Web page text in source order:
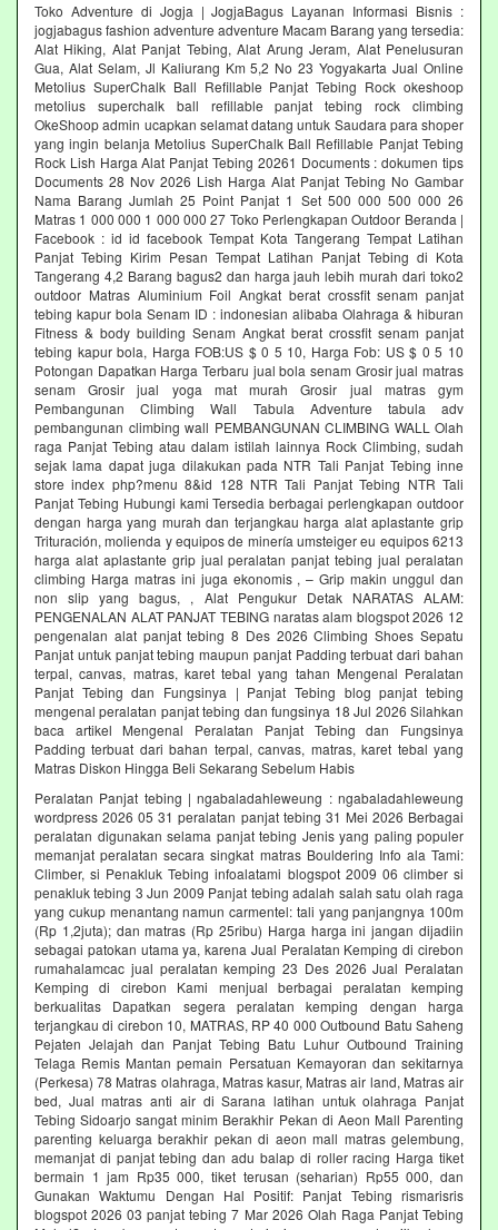
Toko Adventure di Jogja | JogjaBagus Layanan Informasi Bisnis :
jogjabagus fashion adventure adventure Macam Barang yang tersedia:
Alat Hiking, Alat Panjat Tebing, Alat Arung Jeram, Alat Penelusuran
Gua, Alat Selam, Jl Kaliurang Km 5,2 No 23 Yogyakarta Jual Online
Metolius SuperChalk Ball Refillable Panjat Tebing Rock okeshoop
metolius superchalk ball refillable panjat tebing rock climbing
OkeShoop admin ucapkan selamat datang untuk Saudara para shoper
yang ingin belanja Metolius SuperChalk Ball Refillable Panjat Tebing
Rock Lish Harga Alat Panjat Tebing 20261 Documents : dokumen tips
Documents 28 Nov 2026 Lish Harga Alat Panjat Tebing No Gambar
Nama Barang Jumlah 25 Point Panjat 1 Set 500 000 500 000 26
Matras 1 000 000 1 000 000 27 Toko Perlengkapan Outdoor Beranda |
Facebook : id id facebook Tempat Kota Tangerang Tempat Latihan
Panjat Tebing Kirim Pesan Tempat Latihan Panjat Tebing di Kota
Tangerang 4,2 Barang bagus2 dan harga jauh lebih murah dari toko2
outdoor Matras Aluminium Foil Angkat berat crossfit senam panjat
tebing kapur bola Senam ID : indonesian alibaba Olahraga & hiburan
Fitness & body building Senam Angkat berat crossfit senam panjat
tebing kapur bola, Harga FOB:US $ 0 5 10, Harga Fob: US $ 0 5 10
Potongan Dapatkan Harga Terbaru jual bola senam Grosir jual matras
senam Grosir jual yoga mat murah Grosir jual matras gym
Pembangunan Climbing Wall Tabula Adventure tabula adv
pembangunan climbing wall PEMBANGUNAN CLIMBING WALL Olah
raga Panjat Tebing atau dalam istilah lainnya Rock Climbing, sudah
sejak lama dapat juga dilakukan pada NTR Tali Panjat Tebing inne
store index php?menu 8&id 128 NTR Tali Panjat Tebing NTR Tali
Panjat Tebing Hubungi kami Tersedia berbagai perlengkapan outdoor
dengan harga yang murah dan terjangkau harga alat aplastante grip
Trituración, molienda y equipos de minería umsteiger eu equipos 6213
harga alat aplastante grip jual peralatan panjat tebing jual peralatan
climbing Harga matras ini juga ekonomis , – Grip makin unggul dan
non slip yang bagus, , Alat Pengukur Detak NARATAS ALAM:
PENGENALAN ALAT PANJAT TEBING naratas alam blogspot 2026 12
pengenalan alat panjat tebing 8 Des 2026 Climbing Shoes Sepatu
Panjat untuk panjat tebing maupun panjat Padding terbuat dari bahan
terpal, canvas, matras, karet tebal yang tahan Mengenal Peralatan
Panjat Tebing dan Fungsinya | Panjat Tebing blog panjat tebing
mengenal peralatan panjat tebing dan fungsinya 18 Jul 2026 Silahkan
baca artikel Mengenal Peralatan Panjat Tebing dan Fungsinya
Padding terbuat dari bahan terpal, canvas, matras, karet tebal yang
Matras Diskon Hingga Beli Sekarang Sebelum Habis‎
Peralatan Panjat tebing | ngabaladahleweung : ngabaladahleweung
wordpress 2026 05 31 peralatan panjat tebing 31 Mei 2026 Berbagai
peralatan digunakan selama panjat tebing Jenis yang paling populer
memanjat peralatan secara singkat matras Bouldering Info ala Tami:
Climber, si Penakluk Tebing infoalatami blogspot 2009 06 climber si
penakluk tebing 3 Jun 2009 Panjat tebing adalah salah satu olah raga
yang cukup menantang namun carmentel: tali yang panjangnya 100m
(Rp 1,2juta); dan matras (Rp 25ribu) Harga harga ini jangan dijadiin
sebagai patokan utama ya, karena Jual Peralatan Kemping di cirebon
rumahalamcac jual peralatan kemping 23 Des 2026 Jual Peralatan
Kemping di cirebon Kami menjual berbagai peralatan kemping
berkualitas Dapatkan segera peralatan kemping dengan harga
terjangkau di cirebon 10, MATRAS, RP 40 000 Outbound Batu Saheng
Pejaten Jelajah dan Panjat Tebing Batu Luhur Outbound Training
Telaga Remis Mantan pemain Persatuan Kemayoran dan sekitarnya
(Perkesa) 78 Matras olahraga, Matras kasur, Matras air land, Matras air
bed, Jual matras anti air di Sarana latihan untuk olahraga Panjat
Tebing Sidoarjo sangat minim Berakhir Pekan di Aeon Mall Parenting
parenting keluarga berakhir pekan di aeon mall matras gelembung,
memanjat di panjat tebing dan adu balap di roller racing Harga tiket
bermain 1 jam Rp35 000, tiket terusan (seharian) Rp55 000, dan
Gunakan Waktumu Dengan Hal Positif: Panjat Tebing rismarisris
blogspot 2026 03 panjat tebing 7 Mar 2026 Olah Raga Panjat Tebing